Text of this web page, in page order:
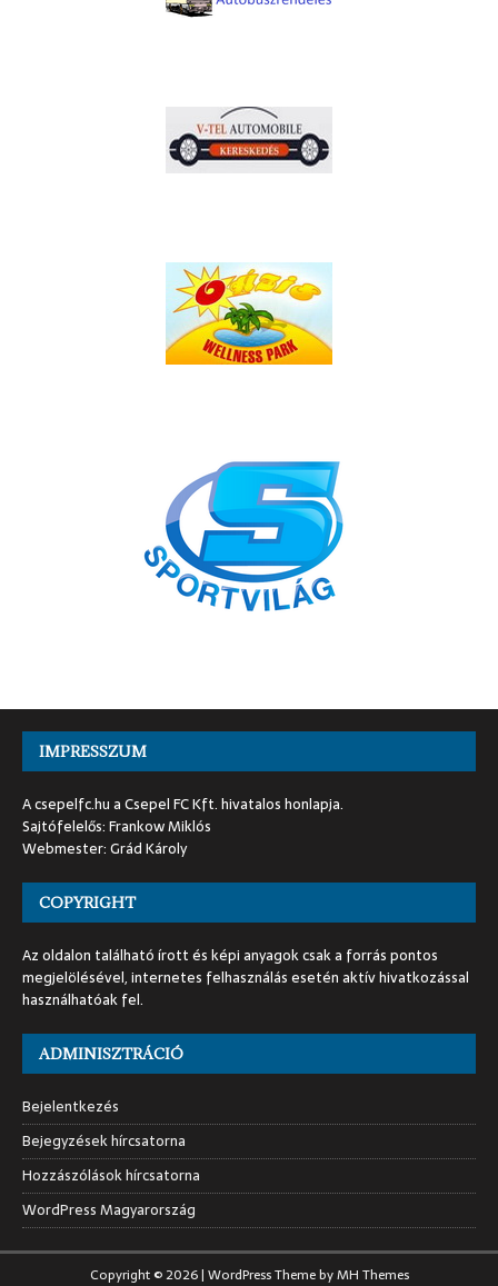
IMPRESSZUM
A csepelfc.hu a Csepel FC Kft. hivatalos honlapja.
Sajtófelelős: Frankow Miklós
Webmester: Grád Károly
COPYRIGHT
Az oldalon található írott és képi anyagok csak a forrás pontos
megjelölésével, internetes felhasználás esetén aktív hivatkozással
használhatóak fel.
ADMINISZTRÁCIÓ
Bejelentkezés
Bejegyzések hírcsatorna
Hozzászólások hírcsatorna
WordPress Magyarország
Copyright © 2026 | WordPress Theme byMH Themes